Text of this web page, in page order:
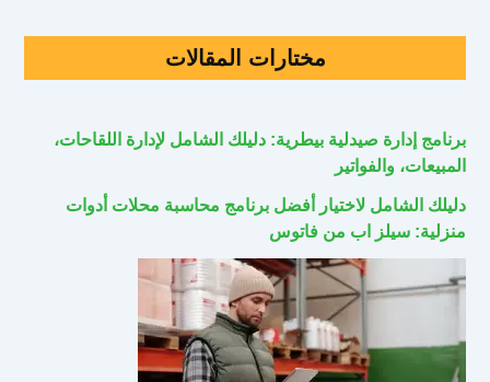
مختارات المقالات
برنامج إدارة صيدلية بيطرية: دليلك الشامل لإدارة اللقاحات،
المبيعات، والفواتير
دليلك الشامل لاختيار أفضل برنامج محاسبة محلات أدوات
منزلية: سيلز اب من فاتوس